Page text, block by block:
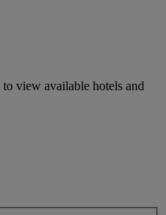
view available hotels and